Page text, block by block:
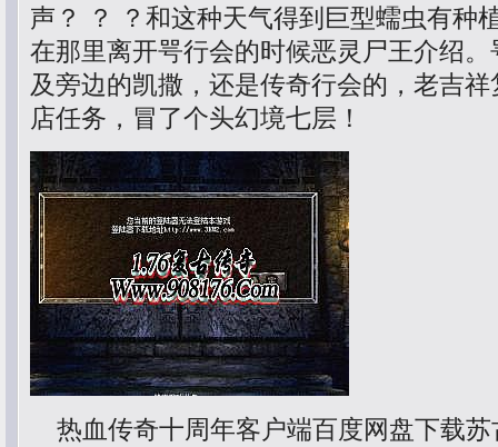
声？ ？ ？和这种天气得到巨型蠕虫有种
在那里离开咢行会的时候恶灵尸王介绍
及旁边的凯撒，还是传奇行会的，老吉
店任务，冒了个头幻境七层！
热血传奇十周年客户端百度网盘下载苏